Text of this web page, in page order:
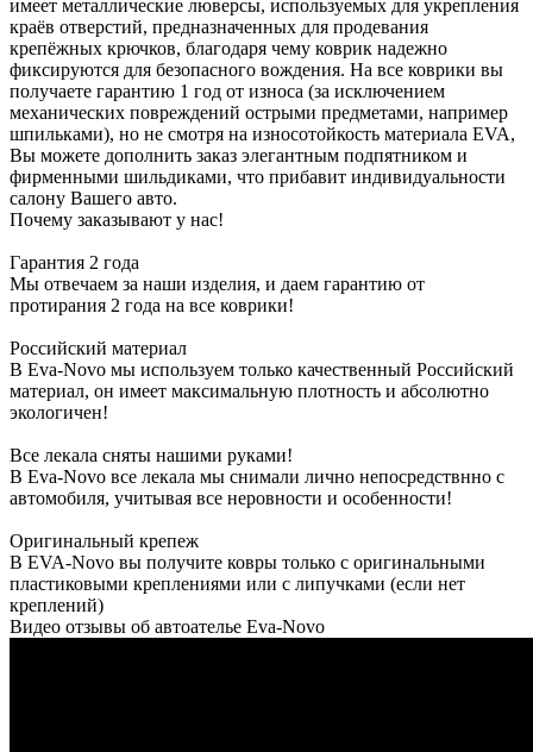
имеет металлические люверсы, используемых для укрепления
краёв отверстий, предназначенных для продевания
крепёжных крючков, благодаря чему коврик надежно
фиксируются для безопасного вождения. На все коврики вы
получаете гарантию 1 год от износа (за исключением
механических повреждений острыми предметами, например
шпильками), но не смотря на износотойкость материала EVA,
Вы можете дополнить заказ элегантным подпятником и
фирменными шильдиками, что прибавит индивидуальности
салону Вашего авто.
Почему заказывают у нас!
Гарантия 2 года
Мы отвечаем за наши изделия, и даем гарантию от
протирания 2 года на все коврики!
Российский материал
В Eva-Novo мы используем только качественный Российский
материал, он имеет максимальную плотность и абсолютно
экологичен!
Все лекала сняты нашими руками!
В Eva-Novo все лекала мы снимали лично непосредствнно с
автомобиля, учитывая все неровности и особенности!
Оригинальный крепеж
В EVA-Novo вы получите ковры только с оригинальными
пластиковыми креплениями или с липучками (если нет
креплений)
Видео отзывы об автоателье Eva-Novo